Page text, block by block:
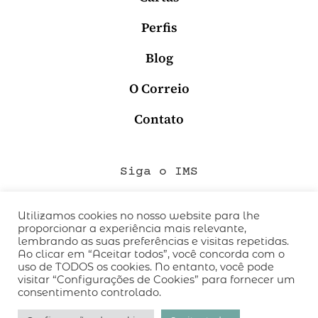
Perfis
Blog
O Correio
Contato
Siga o IMS
QUEM SOMOS
CÓDIGO DE CONDUTA
POLÍTICA DE PRIVACIDADE
TERMOS DE USO
desenvolvido pelo
Utilizamos cookies no nosso website para lhe
proporcionar a experiência mais relevante,
lembrando as suas preferências e visitas repetidas.
Ao clicar em “Aceitar todos”, você concorda com o
uso de TODOS os cookies. No entanto, você pode
visitar “Configurações de Cookies” para fornecer um
consentimento controlado.